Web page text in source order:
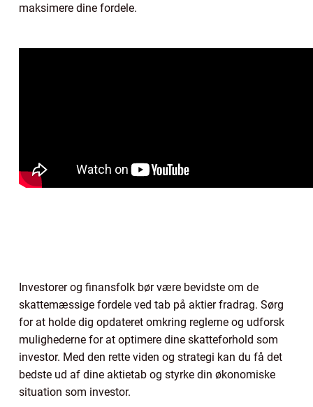
maksimere dine fordele.
Investorer og finansfolk bør være bevidste om de
skattemæssige fordele ved tab på aktier fradrag. Sørg
for at holde dig opdateret omkring reglerne og udforsk
mulighederne for at optimere dine skatteforhold som
investor. Med den rette viden og strategi kan du få det
bedste ud af dine aktietab og styrke din økonomiske
situation som investor.